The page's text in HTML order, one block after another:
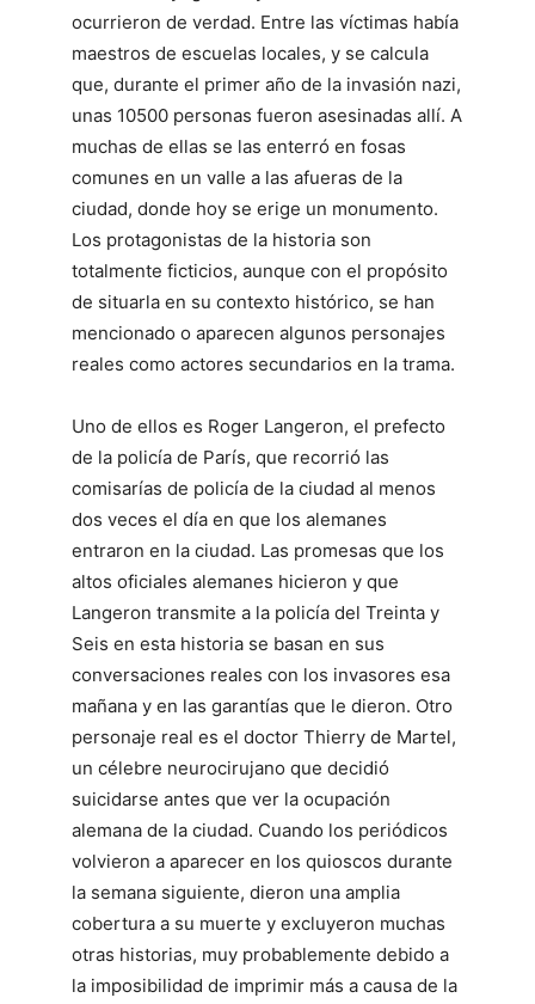
ocurrieron de verdad. Entre las víctimas había
maestros de escuelas locales, y se calcula
que, durante el primer año de la invasión nazi,
unas 10500 personas fueron asesinadas allí. A
muchas de ellas se las enterró en fosas
comunes en un valle a las afueras de la
ciudad, donde hoy se erige un monumento.
Los protagonistas de la historia son
totalmente ficticios, aunque con el propósito
de situarla en su contexto histórico, se han
mencionado o aparecen algunos personajes
reales como actores secundarios en la trama.
Uno de ellos es Roger Langeron, el prefecto
de la policía de París, que recorrió las
comisarías de policía de la ciudad al menos
dos veces el día en que los alemanes
entraron en la ciudad. Las promesas que los
altos oficiales alemanes hicieron y que
Langeron transmite a la policía del Treinta y
Seis en esta historia se basan en sus
conversaciones reales con los invasores esa
mañana y en las garantías que le dieron. Otro
personaje real es el doctor Thierry de Martel,
un célebre neurocirujano que decidió
suicidarse antes que ver la ocupación
alemana de la ciudad. Cuando los periódicos
volvieron a aparecer en los quioscos durante
la semana siguiente, dieron una amplia
cobertura a su muerte y excluyeron muchas
otras historias, muy probablemente debido a
la imposibilidad de imprimir más a causa de la